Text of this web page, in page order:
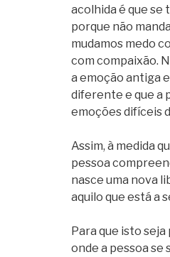
acolhida é que se
porque não
mudamos medo
com compaixão.
a emoção antiga
diferente e que a
emoções difíceis
Assim, à medida
pessoa
nasce uma nova
aquilo que está a
Para que isto
onde a pessoa se